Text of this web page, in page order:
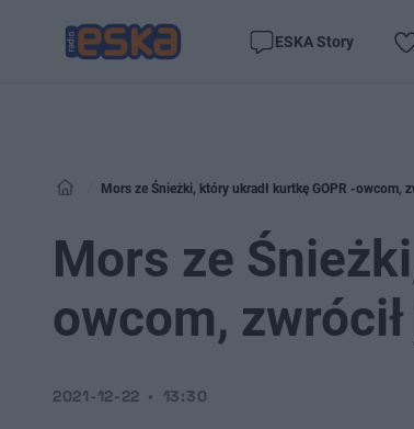
ESKA Story
Mors ze Śnieżki, który ukradł kurtkę GOPR -owcom,
Mors ze
owcom,
2021-12-22 13:30